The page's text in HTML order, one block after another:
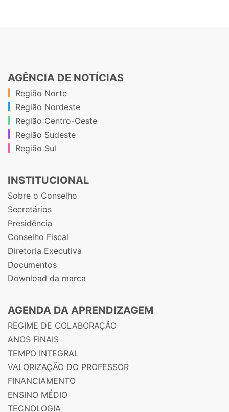
AGÊNCIA DE NOTÍCIAS
Região Norte
Região Nordeste
Região Centro-Oeste
Região Sudeste
Região Sul
INSTITUCIONAL
Sobre o Conselho
Secretários
Presidência
Conselho Fiscal
Diretoria Executiva
Documentos
Download da marca
AGENDA DA APRENDIZAGEM
REGIME DE COLABORAÇÃO
ANOS FINAIS
TEMPO INTEGRAL
VALORIZAÇÃO DO PROFESSOR
FINANCIAMENTO
ENSINO MÉDIO
TECNOLOGIA